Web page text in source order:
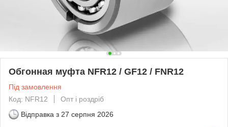
Обгонная муфта NFR12 / GF12 / FNR12
Під замовлення
Код: NFR12
Опт і роздріб
Відправка з 27 серпня 2026